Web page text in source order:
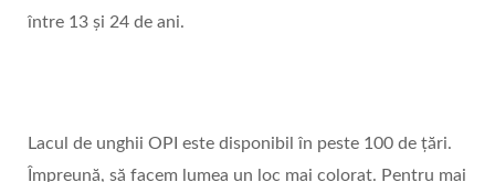
între 13 și 24 de ani.
Lacul de unghii OPI este disponibil în peste 100 de țări.
Împreună, să facem lumea un loc mai colorat. Pentru mai